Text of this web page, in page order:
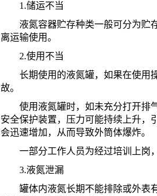
1.储运不当
液氮容器贮存种类一般可分为贮存
离运输使用。
2.使用不当
长期使用的液氮罐，如果在使用操
故。
使用液氮罐时，如未充分打开排气
安全保护装置，压力可能持续上升，
会迅速增加，从而导致外筒体爆炸。
一部分工作人员为经过培训上岗，
3.液氮泄漏
罐体内液氮长期不能排除或外表有